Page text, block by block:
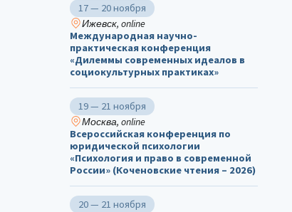
17 — 20 ноября
Ижевск, online
Международная научно-
практическая конференция
«Дилеммы современных идеалов в
социокультурных практиках»
19 — 21 ноября
Москва, online
Всероссийская конференция по
юридической психологии
«Психология и право в современной
России» (Коченовские чтения – 2026)
20 — 21 ноября